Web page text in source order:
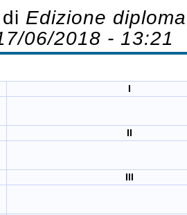
Edizione
06/2018 - 13:21
I
II
III